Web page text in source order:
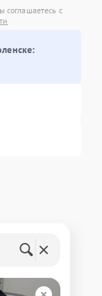
соглашаетесь с